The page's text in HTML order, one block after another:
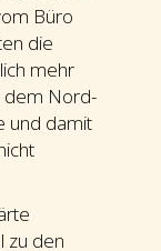
Büro
die
mehr
dem Nord-
und damit
zu den